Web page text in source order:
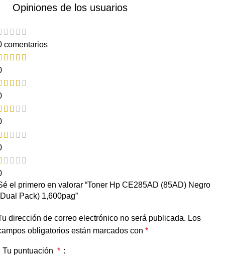
Opiniones de los usuarios
comentarios
el primero en valorar “Toner Hp CE285AD (85AD) Negro
Pack) 1,600pag”
dirección de correo electrónico no será publicada. Los
obligatorios están marcados con *
Tu puntuación *